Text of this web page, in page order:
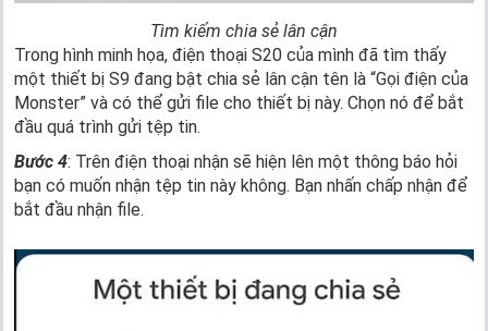
Tìm kiếm chia sẻ lân cận
Trong hình minh họa, điện thoại S20 của mình đã tìm thấy
một thiết bị S9 đang bật chia sẻ lân cận tên là “Gọi điện của
Monster” và có thể gửi file cho thiết bị này. Chọn nó để bắt
đầu quá trình gửi tệp tin.
Bước 4: Trên điện thoại nhận sẽ hiện lên một thông báo hỏi
bạn có muốn nhận tệp tin này không. Bạn nhấn chấp nhận để
bắt đầu nhận file.